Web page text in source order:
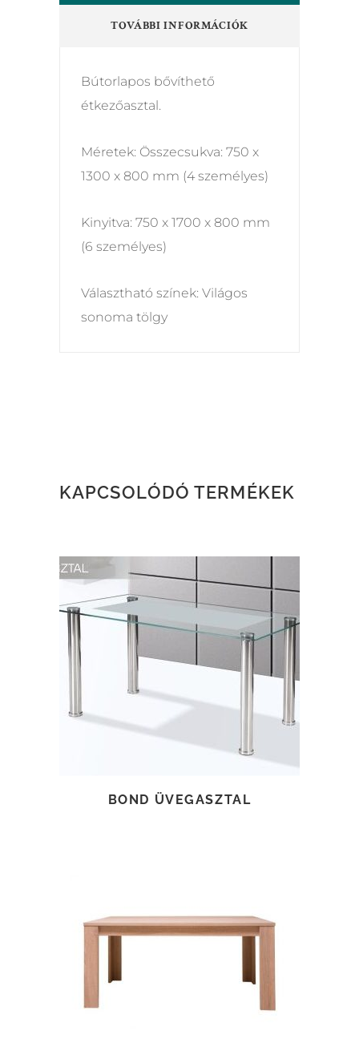
TOVÁBBI INFORMÁCIÓK
Bútorlapos bővíthető
étkezőasztal.
Méretek: Összecsukva: 750 x
1300 x 800 mm (4 személyes)
Kinyitva: 750 x 1700 x 800 mm
(6 személyes)
Választható színek: Világos
sonoma tölgy
KAPCSOLÓDÓ TERMÉKEK
TOVÁBB OLVASOM
BOND ÜVEGASZTAL